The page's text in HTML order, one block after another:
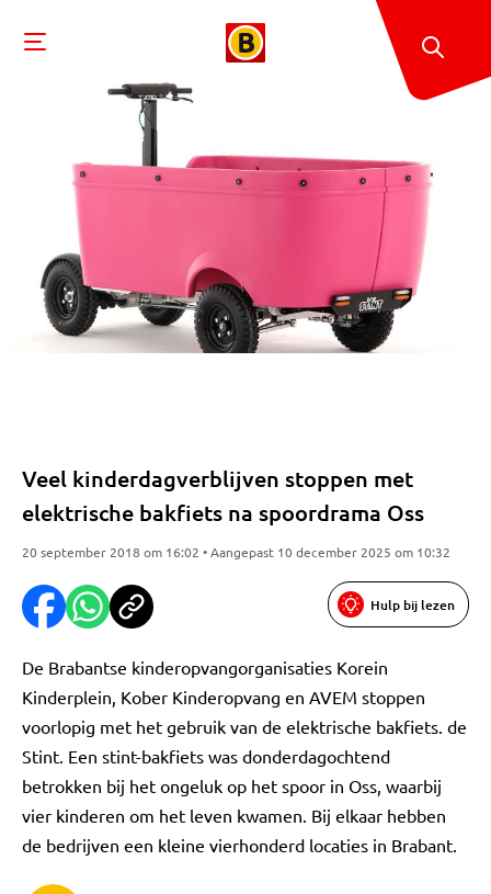
Veel kinderdagverblijven stoppen met
elektrische bakfiets na spoordrama Oss
20 september 2018 om 16:02 • Aangepast 10 december 2025 om 10:32
Hulp bij lezen
De Brabantse kinderopvangorganisaties Korein
Kinderplein, Kober Kinderopvang en AVEM stoppen
voorlopig met het gebruik van de elektrische bakfiets. de
Stint. Een stint-bakfiets was donderdagochtend
betrokken bij het ongeluk op het spoor in Oss, waarbij
vier kinderen om het leven kwamen. Bij elkaar hebben
de bedrijven een kleine vierhonderd locaties in Brabant.